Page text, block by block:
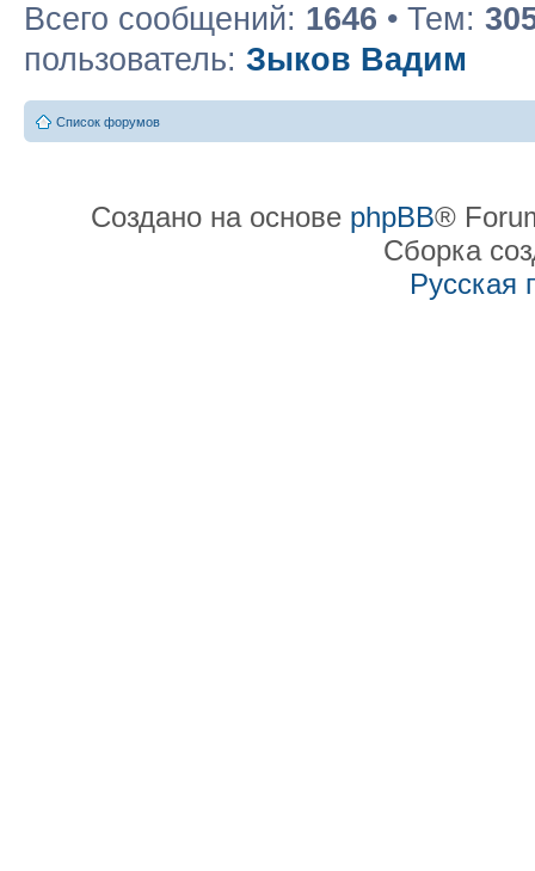
Всего сообщений: 1646 • Тем:
пользователь: Зыков Вадим
Список форумов
Создано на основе phpBB®
Сборка
Русская